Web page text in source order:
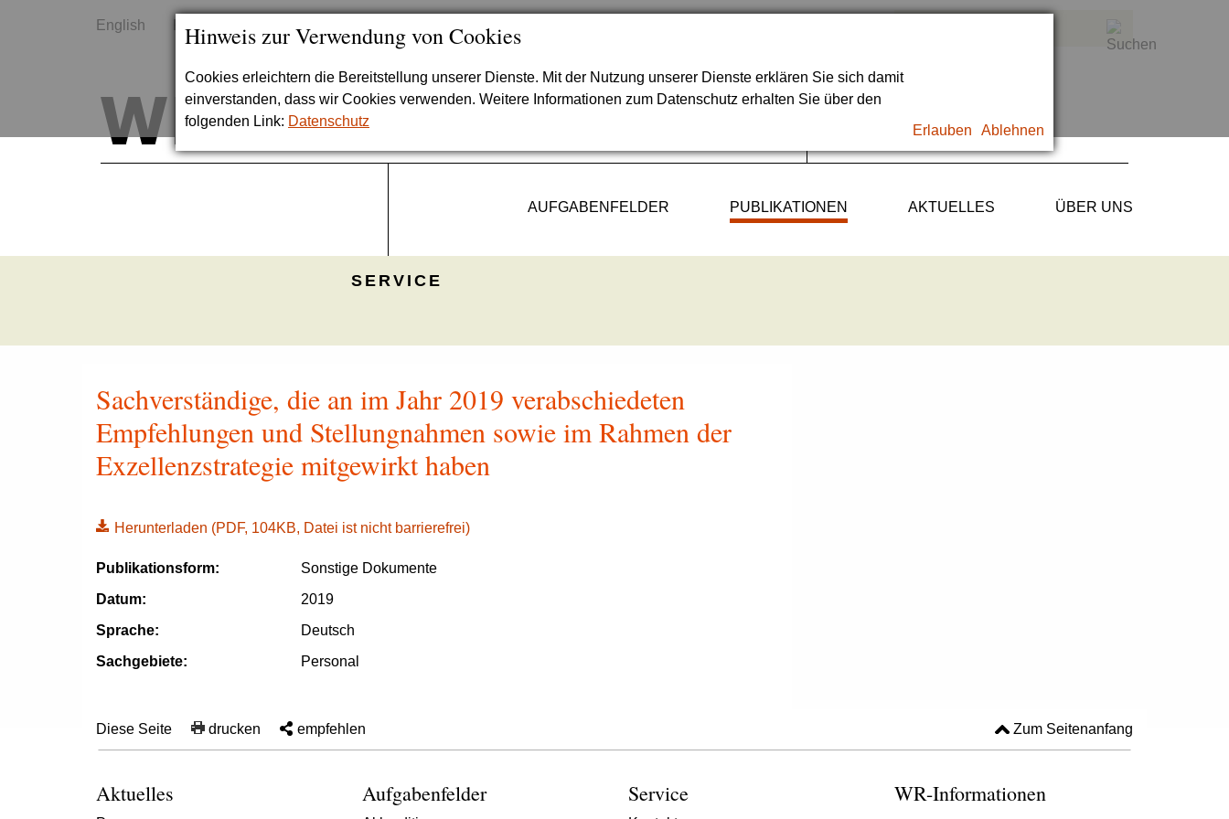
Hinweis zur Verwendung von Cookies
Cookies erleichtern die Bereitstellung unserer Dienste. Mit der Nutzung unserer Dienste erklären Sie sich damit
einverstanden, dass wir Cookies verwenden. Weitere Informationen zum Datenschutz erhalten Sie über den
folgenden Link: Datenschutz
Erlauben Ablehnen
English
AUFGABENFELDER PUBLIKATIONEN AKTUELLES ÜBER UNS
SERVICE
Sachverständige, die an im Jahr 2019 verabschiedeten
Empfehlungen und Stellungnahmen sowie im Rahmen der
Exzellenzstrategie mitgewirkt haben
Herunterladen (PDF, 104KB, Datei ist nicht barrierefrei)
Publikationsform:
Sonstige Dokumente
Datum:
2019
Sprache:
Deutsch
Sachgebiete:
Personal
Diese Seite drucken empfehlen Zum Seitenanfang
Aktuelles Aufgabenfelder Service WR-Informationen